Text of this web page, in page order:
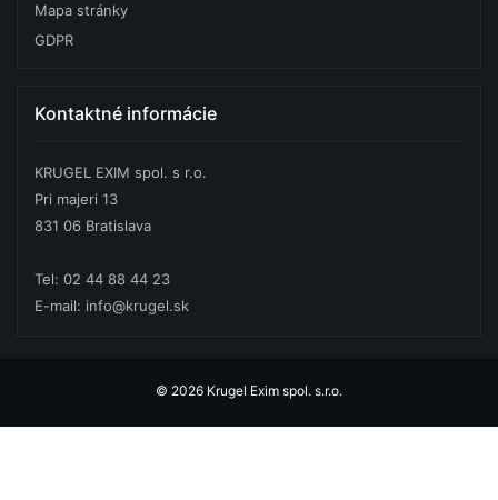
Mapa stránky
GDPR
Kontaktné informácie
KRUGEL EXIM spol. s r.o.
Pri majeri 13
831 06 Bratislava
Tel: 02 44 88 44 23
E-mail: info@krugel.sk
© 2026 Krugel Exim spol. s.r.o.